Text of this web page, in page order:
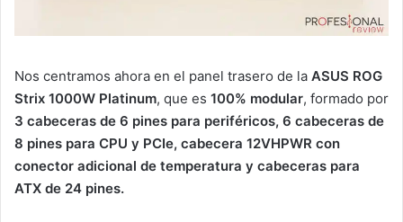
Nos centramos ahora en el panel trasero de la ASUS ROG
Strix 1000W Platinum, que es 100% modular, formado por
3 cabeceras de 6 pines para periféricos, 6 cabeceras de
8 pines para CPU y PCIe, cabecera 12VHPWR con
conector adicional de temperatura y cabeceras para
ATX de 24 pines.